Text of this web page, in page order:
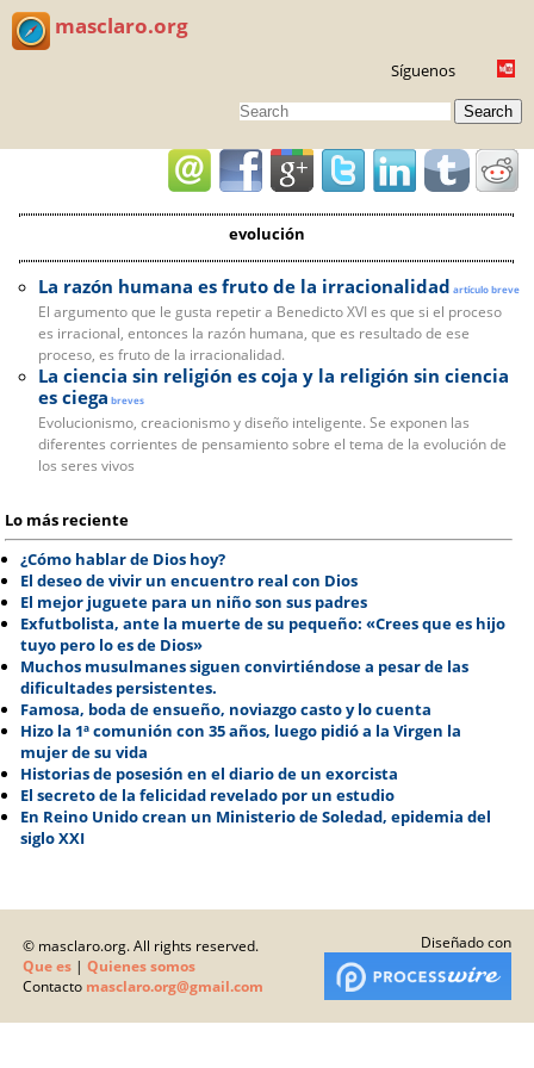
masclaro.org
Síguenos
Search
evolución
La razón humana es fruto de la irracionalidad artículo breve
El argumento que le gusta repetir a Benedicto XVI es que si el proceso
es irracional, entonces la razón humana, que es resultado de ese
proceso, es fruto de la irracionalidad.
La ciencia sin religión es coja y la religión sin ciencia
es ciega breves
Evolucionismo, creacionismo y diseño inteligente. Se exponen las
diferentes corrientes de pensamiento sobre el tema de la evolución de
los seres vivos
Lo más reciente
¿Cómo hablar de Dios hoy?
El deseo de vivir un encuentro real con Dios
El mejor juguete para un niño son sus padres
Exfutbolista, ante la muerte de su pequeño: «Crees que es hijo
tuyo pero lo es de Dios»
Muchos musulmanes siguen convirtiéndose a pesar de las
dificultades persistentes.
Famosa, boda de ensueño, noviazgo casto y lo cuenta
Hizo la 1ª comunión con 35 años, luego pidió a la Virgen la
mujer de su vida
Historias de posesión en el diario de un exorcista
El secreto de la felicidad revelado por un estudio
En Reino Unido crean un Ministerio de Soledad, epidemia del
siglo XXI
© masclaro.org. All rights reserved.
Que es | Quienes somos
Contacto masclaro.org@gmail.com
Diseñado con